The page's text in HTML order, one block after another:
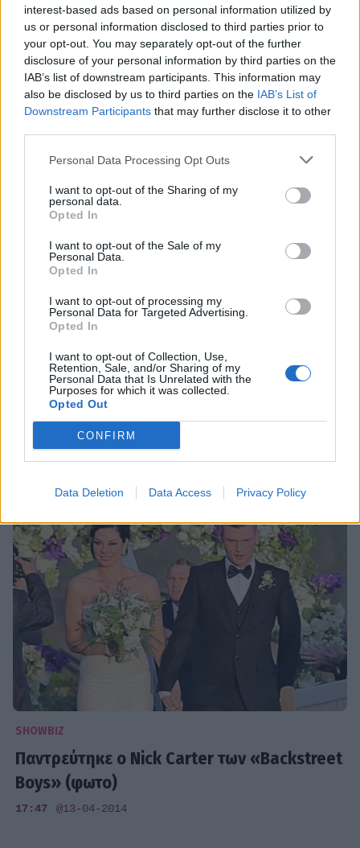
interest-based ads based on personal information utilized by
us or personal information disclosed to third parties prior to
your opt-out. You may separately opt-out of the further
disclosure of your personal information by third parties on the
IAB’s list of downstream participants. This information may
also be disclosed by us to third parties on the IAB’s List of
Downstream Participants that may further disclose it to other
Personal Data Processing Opt Outs
I want to opt-out of the Sharing of my
personal data.
Opted In
I want to opt-out of the Sale of my
Personal Data.
Opted In
I want to opt-out of processing my
Personal Data for Targeted Advertising.
Opted In
I want to opt-out of Collection, Use,
Retention, Sale, and/or Sharing of my
Personal Data that Is Unrelated with the
Purposes for which it was collected.
Opted Out
CONFIRM
Data Deletion Data Access Privacy Policy
Πασίγνωστος τραγουδιστής ποζάρει με τον
μόλις 4 μηνών γιο του, ξετρελαίνοντας τους
fans του
HOLLYWOOD
Συνελήφθη το απόλυτο είδωλο των
εφηβικών μας χρόνων
12:50 @14-01-2016
SHOWBIZ
Παντρεύτηκε ο Nick Carter των «Backstreet
Boys» (φωτο)
17:47 @13-04-2014